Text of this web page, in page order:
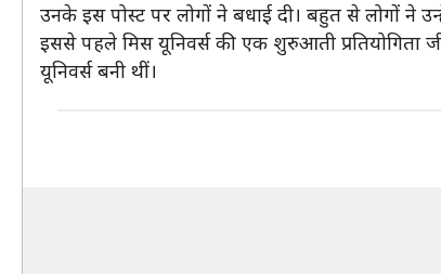
उनके इस पोस्ट पर लोगों ने बधाई दी। बहुत से लोगों ने
इससे पहले मिस यूनिवर्स की एक शुरुआती प्रतियोगिता
यूनिवर्स बनी थीं।